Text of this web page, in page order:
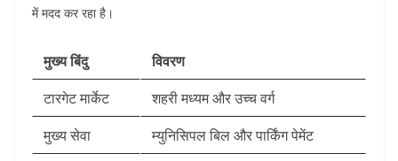
में मदद कर रहा है।
मुख्य बिंदु
विवरण
टारगेट मार्केट
शहरी मध्यम और उच्च वर्ग
मुख्य सेवा
म्युनिसिपल बिल और पार्किंग पेमेंट